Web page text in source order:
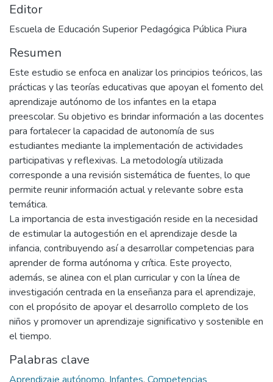
Editor
Escuela de Educación Superior Pedagógica Pública Piura
Resumen
Este estudio se enfoca en analizar los principios teóricos, las
prácticas y las teorías educativas que apoyan el fomento del
aprendizaje autónomo de los infantes en la etapa
preescolar. Su objetivo es brindar información a las docentes
para fortalecer la capacidad de autonomía de sus
estudiantes mediante la implementación de actividades
participativas y reflexivas. La metodología utilizada
corresponde a una revisión sistemática de fuentes, lo que
permite reunir información actual y relevante sobre esta
temática.
La importancia de esta investigación reside en la necesidad
de estimular la autogestión en el aprendizaje desde la
infancia, contribuyendo así a desarrollar competencias para
aprender de forma autónoma y crítica. Este proyecto,
además, se alinea con el plan curricular y con la línea de
investigación centrada en la enseñanza para el aprendizaje,
con el propósito de apoyar el desarrollo completo de los
niños y promover un aprendizaje significativo y sostenible en
el tiempo.
Palabras clave